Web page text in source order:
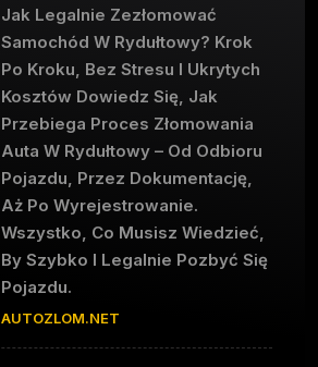
Jak Legalnie Zezłomować
Samochód W Rydułtowy? Krok
Po Kroku, Bez Stresu I Ukrytych
Kosztów Dowiedz Się, Jak
Przebiega Proces Złomowania
Auta W Rydułtowy – Od Odbioru
Pojazdu, Przez Dokumentację,
Aż Po Wyrejestrowanie.
Wszystko, Co Musisz Wiedzieć,
By Szybko I Legalnie Pozbyć Się
Pojazdu.
AUTOZLOM.NET